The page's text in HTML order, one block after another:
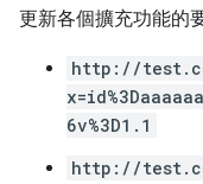
更新各個擴充功能的
http://
6v%3D1.1
http://